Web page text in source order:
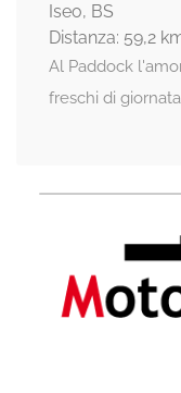
Iseo, BS
Distanza: 59,2
Al Paddock
freschi di